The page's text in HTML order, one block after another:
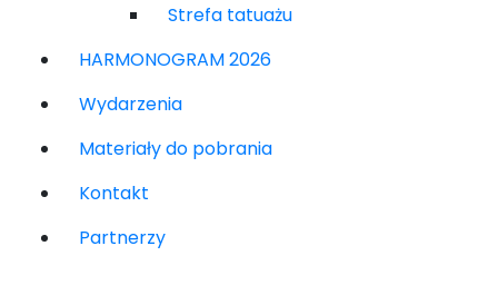
Strefa tatuażu
HARMONOGRAM 2026
Wydarzenia
Materiały do pobrania
Kontakt
Partnerzy